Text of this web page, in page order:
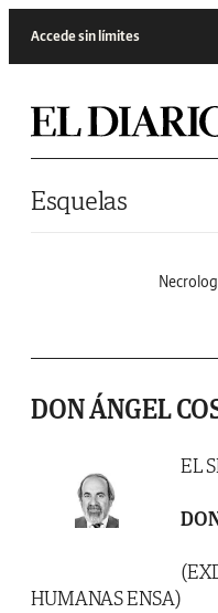
Accede sin límites
Esquelas
DON ÁNGEL
EL
HUMANAS ENSA)